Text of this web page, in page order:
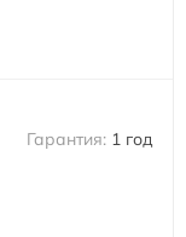
1 год